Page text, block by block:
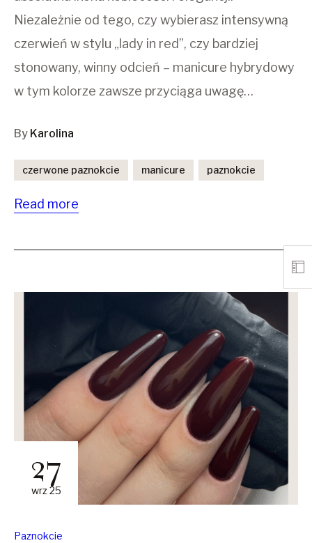
Niezależnie od tego, czy wybierasz intensywną
czerwień w stylu „lady in red”, czy bardziej
stonowany, winny odcień – manicure hybrydowy
w tym kolorze zawsze przyciąga uwagę…
By Karolina
czerwone paznokcie manicure paznokcie
Read more
27
wrz 25
Paznokcie